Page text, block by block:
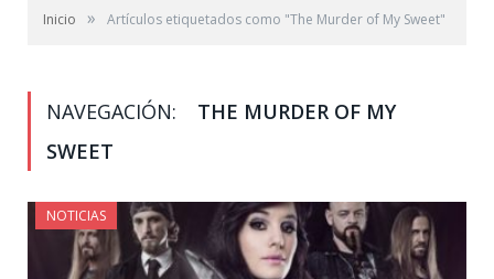
Inicio » Artículos etiquetados como "The Murder of My Sweet"
NAVEGACIÓN:
THE MURDER OF MY
SWEET
NOTICIAS